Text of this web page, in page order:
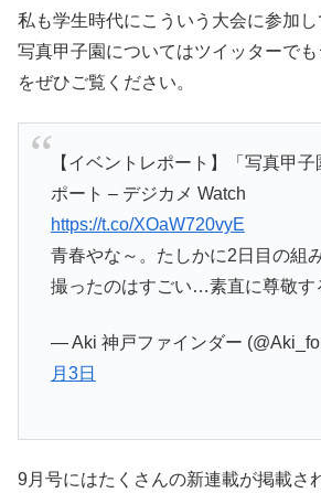
私も学生時代にこういう大会に参加し
写真甲子園についてはツイッターで
をぜひご覧ください。
【イベントレポート】「写真甲
ポート – デジカメ Watch
https://t.co/XOaW720vyE
青春やな～。たしかに2日目の組
撮ったのはすごい…素直に尊敬す
— Aki 神戸ファインダー
月3日
9月号にはたくさんの新連載が掲載さ